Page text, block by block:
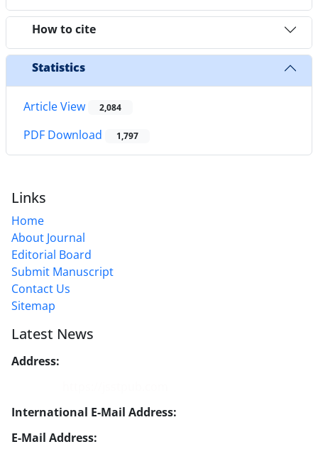
How to cite
Statistics
Article View 2,084
PDF Download 1,797
Links
Home
About Journal
Editorial Board
Submit Manuscript
Contact Us
Sitemap
Latest News
Address:
International E-Mail Address:
E-Mail Address: